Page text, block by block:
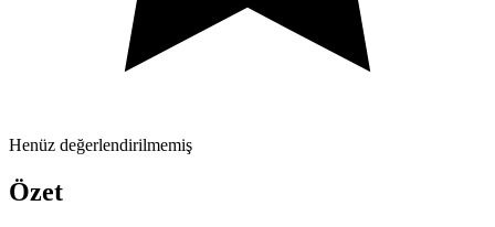
Henüz değerlendirilmemiş
Özet